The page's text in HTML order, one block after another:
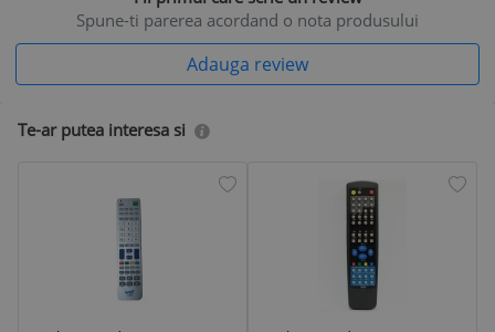
Spune-ti parerea acordand o nota produsului
Adauga review
Te-ar putea interesa si